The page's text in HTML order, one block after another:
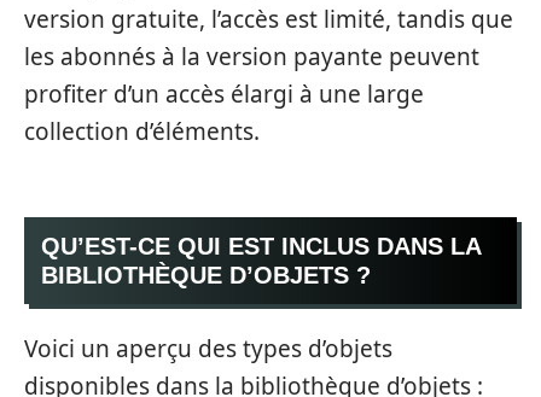
version gratuite, l’accès est limité, tandis que
les abonnés à la version payante peuvent
profiter d’un accès élargi à une large
collection d’éléments.
QU’EST-CE QUI EST INCLUS DANS LA
BIBLIOTHÈQUE D’OBJETS ?
Voici un aperçu des types d’objets
disponibles dans la bibliothèque d’objets :